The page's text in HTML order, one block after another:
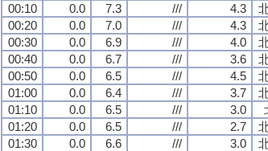
00:10
0.0 7.3 /// 4.3
00:20
0.0 7.0 /// 4.3
00:30
0.0 6.9 /// 4.0
00:40
0.0 6.7 /// 3.6
00:50
0.0 6.5 /// 4.5
01:00
0.0 6.4 /// 3.7
01:10
0.0 6.5 /// 3.0
01:20
0.0 6.5 /// 2.7
01:30
0.0 6.6 /// 3.0
00:10
0.0 7.3 /// 4.3
00:20
0.0 7.0 /// 4.3
00:30
0.0 6.9 /// 4.0
00:40
0.0 6.7 /// 3.6
00:50
0.0 6.5 /// 4.5
01:00
0.0 6.4 /// 3.7
01:10
0.0 6.5 /// 3.0
01:20
0.0 6.5 /// 2.7
01:30
0.0 6.6 /// 3.0
00:10
0.0 7.3 /// 4.3
00:20
0.0 7.0 /// 4.3
00:30
0.0 6.9 /// 4.0
00:40
0.0 6.7 /// 3.6
00:50
0.0 6.5 /// 4.5
01:00
0.0 6.4 /// 3.7
01:10
0.0 6.5 /// 3.0
01:20
0.0 6.5 /// 2.7
01:30
0.0 6.6 /// 3.0
00:10
0.0 7.3 /// 4.3
00:20
0.0 7.0 /// 4.3
00:30
0.0 6.9 /// 4.0
00:40
0.0 6.7 /// 3.6
00:50
0.0 6.5 /// 4.5
01:00
0.0 6.4 /// 3.7
01:10
0.0 6.5 /// 3.0
01:20
0.0 6.5 /// 2.7
01:30
0.0 6.6 /// 3.0